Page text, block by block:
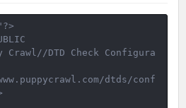
Crawl//DTD Check Configura
dtds/conf